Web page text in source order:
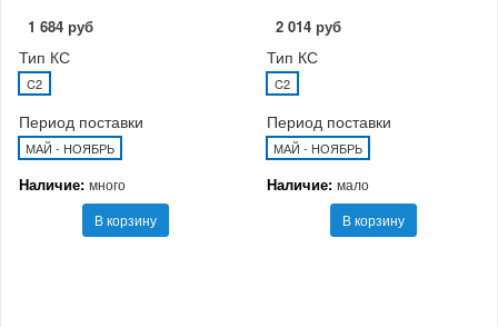
1 684 руб
Тип КС
C2
Период поставки
МАЙ - НОЯБРЬ
Наличие: много
В корзину
2 014 руб
Тип КС
C2
Период поставки
МАЙ - НОЯБРЬ
Наличие: мало
В корзину